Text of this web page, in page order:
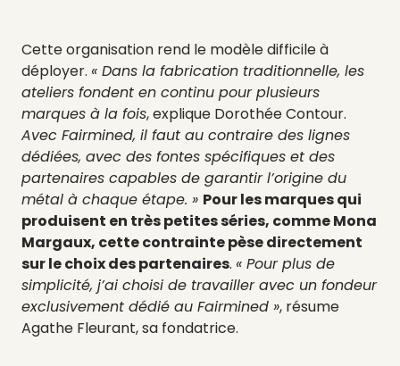
Cette organisation rend le modèle difficile à
déployer. « Dans la fabrication traditionnelle, les
ateliers fondent en continu pour plusieurs
marques à la fois, explique Dorothée Contour.
Avec Fairmined, il faut au contraire des lignes
dédiées, avec des fontes spécifiques et des
partenaires capables de garantir l’origine du
métal à chaque étape. » Pour les marques qui
produisent en très petites séries, comme Mona
Margaux, cette contrainte pèse directement
sur le choix des partenaires. « Pour plus de
simplicité, j’ai choisi de travailler avec un fondeur
exclusivement dédié au Fairmined », résume
Agathe Fleurant, sa fondatrice.